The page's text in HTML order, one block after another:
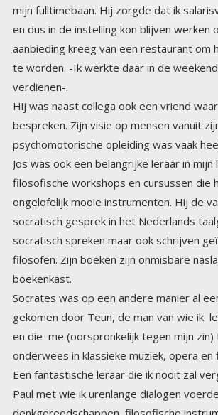
mijn fulltimebaan. Hij zorgde dat ik
en dus in de instelling kon blijven werken
aanbieding kreeg van een restaurant om
te worden. -Ik werkte daar in de
verdienen-.
Hij was naast collega ook een vriend
bespreken. Zijn visie op mensen vanuit
psychomotorische opleiding was vaak
Jos was ook een belangrijke leraar in mijn
filosofische workshops en cursussen die
ongelofelijk mooie instrumenten. Hij de
socratisch gesprek in het Nederlands
socratisch spreken maar ook schrijven
filosofen. Zijn boeken zijn onmisbare
boekenkast.
Socrates was op een andere manier al
gekomen door Teun, de man van wie ik
en die me (oorspronkelijk tegen mijn
onderwees in klassieke muziek, opera en
Een fantastische leraar die ik nooit zal
Paul met wie ik urenlange dialogen